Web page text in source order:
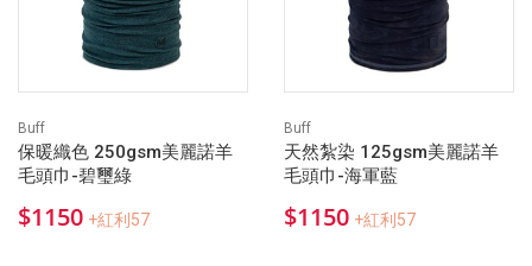
Buff
保暖織色 250gsm美麗諾羊
毛頭巾-碧璽綠
$1150 +紅利57
Buff
天然紮染 125gsm美麗諾羊
毛頭巾-海軍藍
$1150 +紅利57